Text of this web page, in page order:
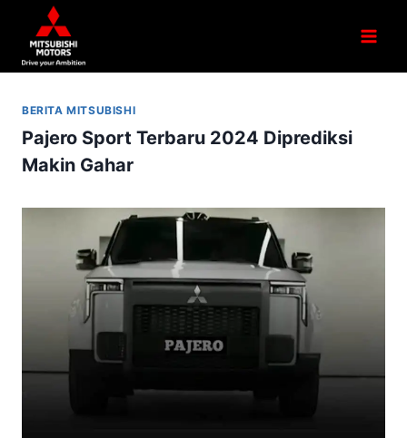
BERITA MITSUBISHI
Pajero Sport Terbaru 2024 Diprediksi
Makin Gahar